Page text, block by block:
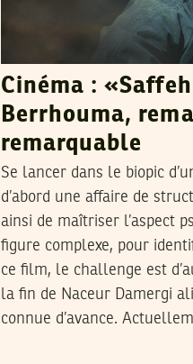
Cinéma :
Berrhouma,
remarquable
Se lancer dans le biopic
d’abord une affaire de
ainsi de maîtriser l’aspect
figure complexe, pour
ce film, le challenge est
la fin de Naceur Damergi
connue d’avance.